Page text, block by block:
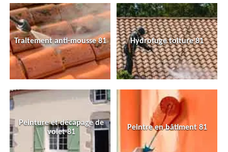
Traitement anti-mousse 81 Hydrofuge toiture 81
Peinture et décapage de
volet 81
Peintre en bâtiment 81